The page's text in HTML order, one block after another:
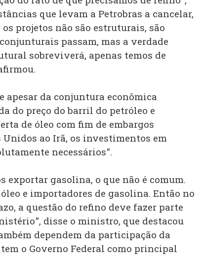
que levam a Petrobras a cancelar,
projetos não são estruturais, são
passam, mas a verdade
sobreviverá, apenas temos de
apesar da conjuntura econômica
do preço do barril do petróleo e
de óleo com fim de embargos
ao Irã, os investimentos em
necessários".
exportar gasolina, o que não é comum.
e importadores de gasolina. Então no
a questão do refino deve fazer parte
disse o ministro, que destacou
dependem da participação da
o Governo Federal como principal